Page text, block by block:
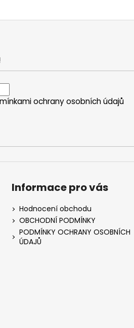
ochrany osobních údajů
Informace pro vás
Hodnocení obchodu
OBCHODNÍ PODMÍNKY
PODMÍNKY OCHRANY OSOBNÍCH
ÚDAJŮ